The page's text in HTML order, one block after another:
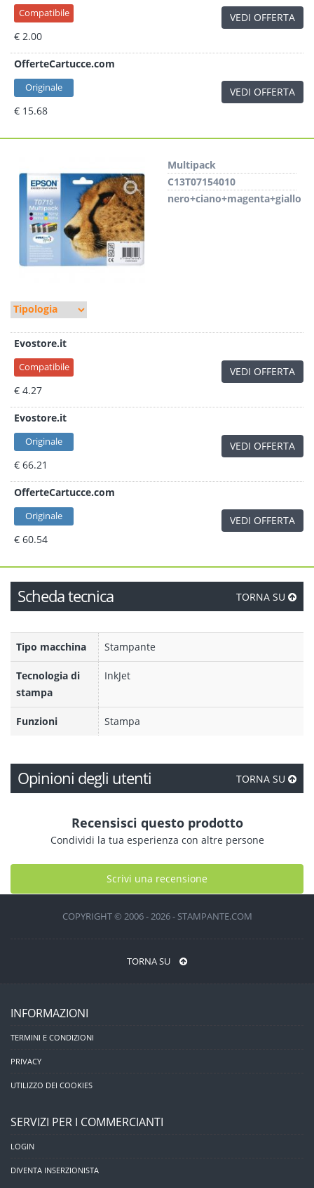
Compatibile
€ 2.00
VEDI OFFERTA
OfferteCartucce.com
Originale
€ 15.68
VEDI OFFERTA
Multipack
C13T07154010
nero+ciano+magenta+giallo
Evostore.it
Compatibile
€ 4.27
VEDI OFFERTA
Evostore.it
Originale
€ 66.21
VEDI OFFERTA
OfferteCartucce.com
Originale
€ 60.54
VEDI OFFERTA
Scheda tecnica TORNA SU
Tipo macchina Stampante
Tecnologia di
stampa
InkJet
Funzioni Stampa
Opinioni degli utenti TORNA SU
Recensisci questo prodotto
Condividi la tua esperienza con altre persone
Scrivi una recensione
COPYRIGHT © 2006 - 2026 - STAMPANTE.COM
TORNA SU
INFORMAZIONI
TERMINI E CONDIZIONI
PRIVACY
UTILIZZO DEI COOKIES
SERVIZI PER I COMMERCIANTI
LOGIN
DIVENTA INSERZIONISTA